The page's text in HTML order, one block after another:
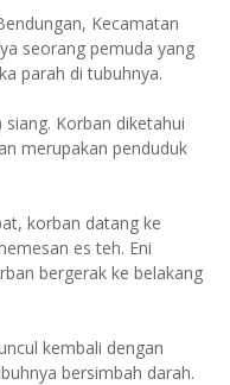
Kecamatan
seorang pemuda yang
parah di tubuhnya.
Korban diketahui
merupakan penduduk
korban datang ke
es teh. Eni
bergerak ke belakang
kembali dengan
bersimbah darah.